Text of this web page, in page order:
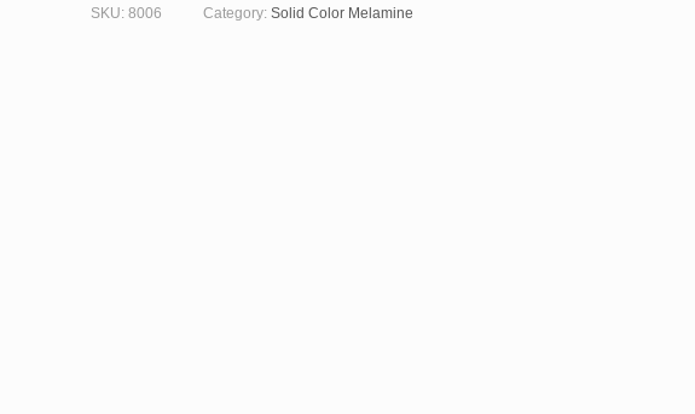
SKU: 8006 Category: Solid Color Melamine